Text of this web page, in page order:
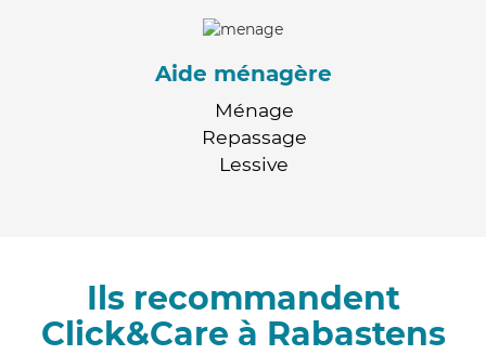
Aide ménagère
Ménage
Repassage
Lessive
Ils recommandent
Click&Care à Rabastens